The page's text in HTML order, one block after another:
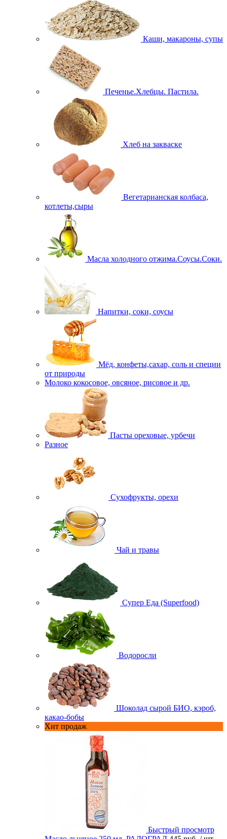
Каши, макароны, супы
Печенье.Хлебцы. Пастила.
Хлеб на закваске
Вегетарианская колбаса,
котлеты,сыры
Масла холодного отжима.Соусы.Соки.
Напитки, соки, соусы
Мёд, конфеты,сахар, соль и специи
от природы
Молоко кокосовое, овсяное, рисовое и др.
Пасты ореховые, урбечи
Разное
Сухофрукты, орехи
Чай и травы
Супер Еда (Superfood)
Водоросли
Шоколад сырой БИО, кэроб,
какао-бобы
Хит продаж
Быстрый просмотр